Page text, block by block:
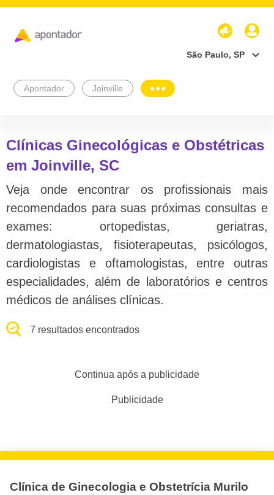
São Paulo, SP
Apontador Joinville
Clínicas Ginecológicas e Obstétricas
em Joinville, SC
Veja onde encontrar os profissionais mais
recomendados para suas próximas consultas e
exames: ortopedistas, geriatras,
dermatologiastas, fisioterapeutas, psicólogos,
cardiologistas e oftamologistas, entre outras
especialidades, além de laboratórios e centros
médicos de análises clínicas.
7 resultados encontrados
Continua após a publicidade
Publicidade
Clínica de Ginecologia e Obstetrícia Murilo